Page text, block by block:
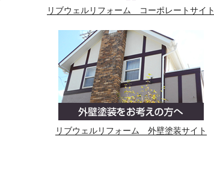
リブウェルリフォーム コーポレートサイト
リブウェルリフォーム 外壁塗装サイト